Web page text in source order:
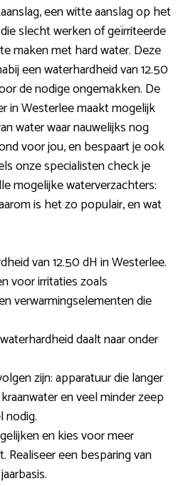
een witte aanslag op het
slecht werken of geïrriteerde
maken met hard water. Deze
een waterhardheid van 12.50
de nodige ongemakken. De
in Westerlee maakt mogelijk
water waar nauwelijks nog
voor jou, en bespaart je ook
onze specialisten check je
mogelijke waterverzachters:
is het zo populair, en wat
van 12.50 dH in Westerlee.
voor irritaties zoals
verwarmingselementen die
daalt naar onder
zijn: apparatuur die langer
en veel minder zeep
nodig.
en kies voor meer
Realiseer een besparing van